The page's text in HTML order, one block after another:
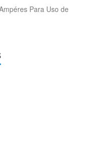
Para Uso de